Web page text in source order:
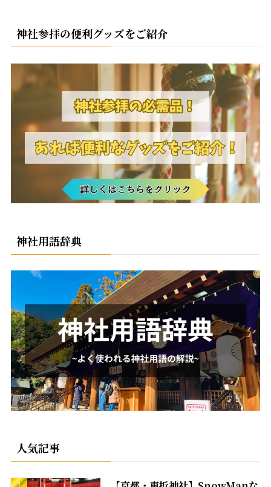
神社参拝の便利グッズをご紹介
神社用語辞典
人気記事